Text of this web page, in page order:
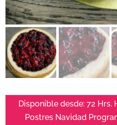
Disponible desde: 72 Hrs.
Postres Navidad